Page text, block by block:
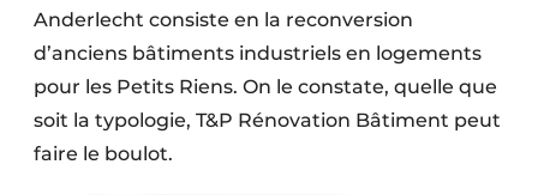
Anderlecht consiste en la reconversion
d’anciens bâtiments industriels en logements
pour les Petits Riens. On le constate, quelle que
soit la typologie, T&P Rénovation Bâtiment peut
faire le boulot.